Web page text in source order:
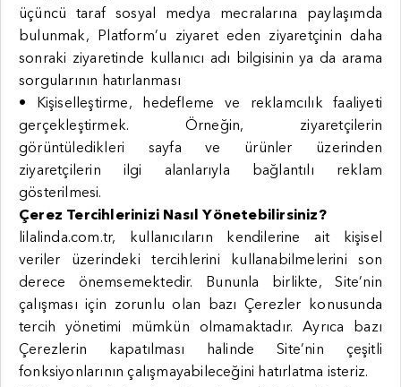
üçüncü taraf sosyal medya mecralarına paylaşımda
bulunmak, Platform’u ziyaret eden ziyaretçinin daha
sonraki ziyaretinde kullanıcı adı bilgisinin ya da arama
sorgularının hatırlanması
• Kişiselleştirme, hedefleme ve reklamcılık faaliyeti
gerçekleştirmek. Örneğin, ziyaretçilerin
görüntüledikleri sayfa ve ürünler üzerinden
ziyaretçilerin ilgi alanlarıyla bağlantılı reklam
gösterilmesi.
Çerez Tercihlerinizi Nasıl Yönetebilirsiniz?
lilalinda.com.tr, kullanıcıların kendilerine ait kişisel
veriler üzerindeki tercihlerini kullanabilmelerini son
derece önemsemektedir. Bununla birlikte, Site’nin
çalışması için zorunlu olan bazı Çerezler konusunda
tercih yönetimi mümkün olmamaktadır. Ayrıca bazı
Çerezlerin kapatılması halinde Site’nin çeşitli
fonksiyonlarının çalışmayabileceğini hatırlatma isteriz.